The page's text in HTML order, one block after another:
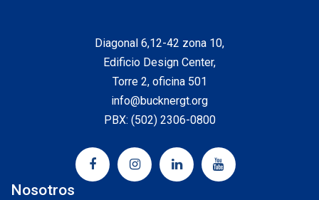
Diagonal 6,12-42 zona 10,
Edificio Design Center,
Torre 2, oficina 501
info@bucknergt.org
PBX: (502) 2306-0800
Nosotros